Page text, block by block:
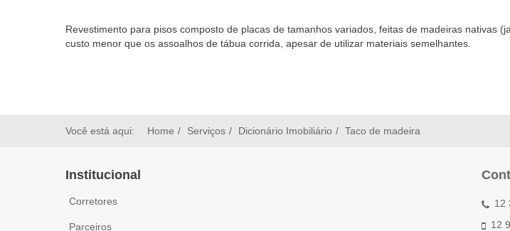
Revestimento para pisos composto de placas de tamanhos variados, feitas de madeiras nativas
custo menor que os assoalhos de tábua corrida, apesar de utilizar materiais semelhantes.
Você está aqui: Home Serviços Dicionário Imobiliário Taco de madeira
Institucional
Corretores
Parceiros
12
12